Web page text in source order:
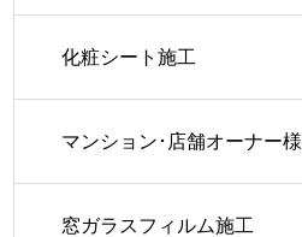
化粧シート施工
マンション･店舗オーナー様
窓ガラスフィルム施工